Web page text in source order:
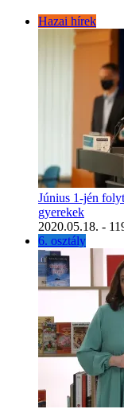
Hazai hírek
Június 1-jén
gyerekek
2020.05.18. -
6. osztály